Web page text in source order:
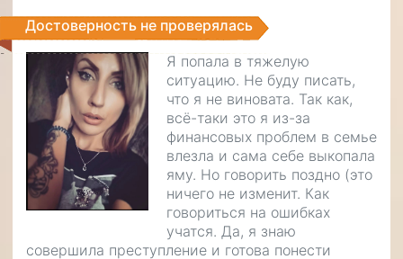
Достоверность не проверялась
Я попала в тяжелую
ситуацию. Не буду писать,
что я не виновата. Так как,
всё-таки это я из-за
финансовых проблем в семье
влезла и сама себе выкопала
яму. Но говорить поздно (это
ничего не изменит. Как
говориться на ошибках
учатся. Да, я знаю
совершила преступление и готова понести